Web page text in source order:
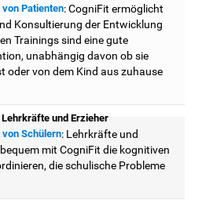
Patienten: CogniFit ermöglicht
Konsultierung der Entwicklung
Trainings sind eine gute
unabhängig davon ob sie
oder von dem Kind aus zuhause
und Erzieher
Schülern: Lehrkräfte und
mit CogniFit die kognitiven
die schulische Probleme